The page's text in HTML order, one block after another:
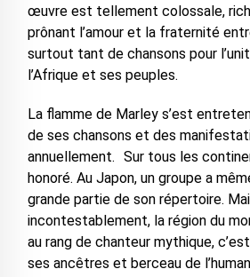
œuvre est tellement colossale,
prônant l’amour et la fraternité
surtout tant de chansons pour
l’Afrique et ses peuples.
La flamme de Marley s’est
de ses chansons et des
annuellement. Sur tous les
honoré. Au Japon, un groupe a
grande partie de son répertoire.
incontestablement, la région du
au rang de chanteur mythique,
ses ancêtres et berceau de